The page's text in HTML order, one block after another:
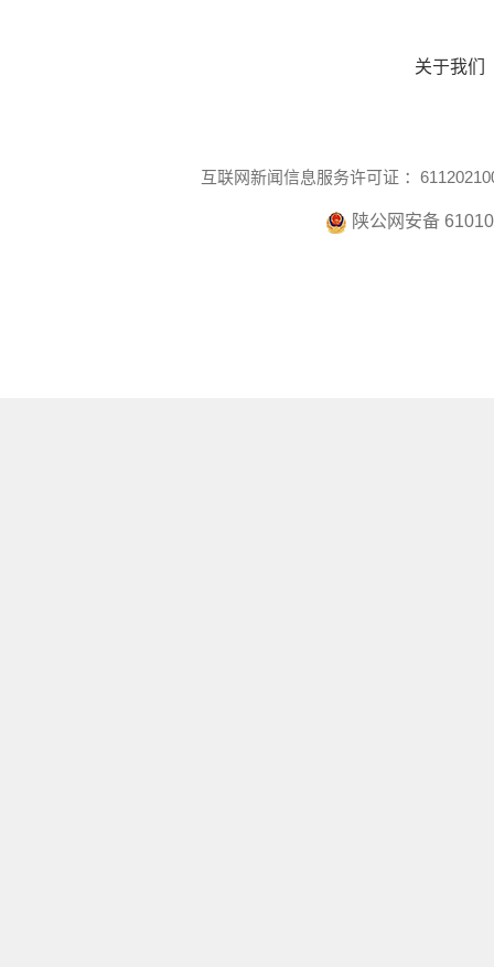
关于我们
互联网新闻信息服务许可证 ：
陕公网安备